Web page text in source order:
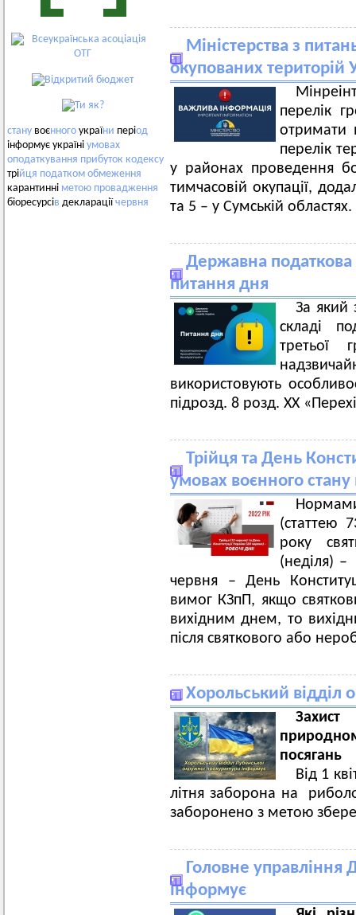
стану воєнного україни період
інформує україні умовах
оподаткування прибуток кодексу
трійця податком обмеження
карантинні метою провадження
біоресурсів деклараціїчервня
Міністерства з
окупованих територій
перелік
отримати
перелік
у районах проведення
тимчасовій окупації,
та 5 – у Сумській областях.
Державна податкова
питання дня
За який
складі
третьої
використовують
підрозд. 8 розд. ХХ
Трійця та День
умовах воєнного
(статтею
року
(неділя) –
червня – День
вимог КЗпП, якщо
вихідним днем, то
після святкового або
Хорольський відділ
посягань
Від 1
літня заборона на
заборонено з метою
Головне управління
інформує